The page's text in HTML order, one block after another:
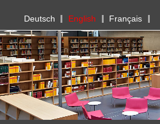
PHBern
Deutsch English Français